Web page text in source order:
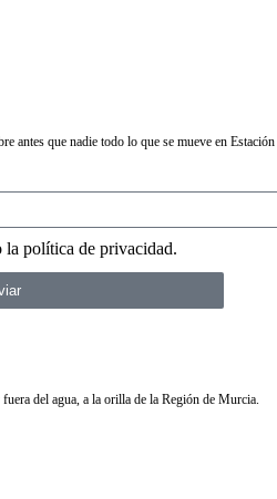
antes que nadie todo lo que se mueve en
la política de privacidad.
del agua, a la orilla de la Región de Murcia.